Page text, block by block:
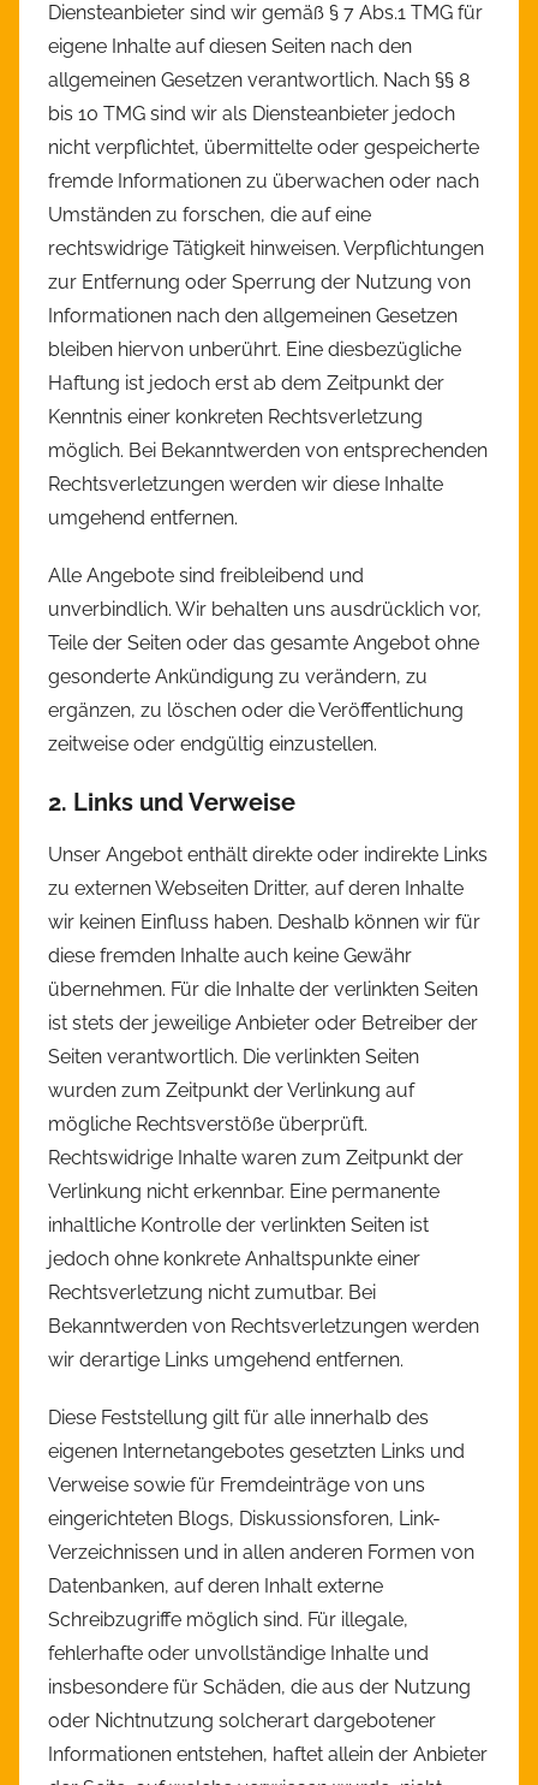
Diensteanbieter sind wir gemäß § 7 Abs.1 TMG für
eigene Inhalte auf diesen Seiten nach den
allgemeinen Gesetzen verantwortlich. Nach §§ 8
bis 10 TMG sind wir als Diensteanbieter jedoch
nicht verpflichtet, übermittelte oder gespeicherte
fremde Informationen zu überwachen oder nach
Umständen zu forschen, die auf eine
rechtswidrige Tätigkeit hinweisen. Verpflichtungen
zur Entfernung oder Sperrung der Nutzung von
Informationen nach den allgemeinen Gesetzen
bleiben hiervon unberührt. Eine diesbezügliche
Haftung ist jedoch erst ab dem Zeitpunkt der
Kenntnis einer konkreten Rechtsverletzung
möglich. Bei Bekanntwerden von entsprechenden
Rechtsverletzungen werden wir diese Inhalte
umgehend entfernen.
Alle Angebote sind freibleibend und
unverbindlich. Wir behalten uns ausdrücklich vor,
Teile der Seiten oder das gesamte Angebot ohne
gesonderte Ankündigung zu verändern, zu
ergänzen, zu löschen oder die Veröffentlichung
zeitweise oder endgültig einzustellen.
2. Links und Verweise
Unser Angebot enthält direkte oder indirekte Links
zu externen Webseiten Dritter, auf deren Inhalte
wir keinen Einfluss haben. Deshalb können wir für
diese fremden Inhalte auch keine Gewähr
übernehmen. Für die Inhalte der verlinkten Seiten
ist stets der jeweilige Anbieter oder Betreiber der
Seiten verantwortlich. Die verlinkten Seiten
wurden zum Zeitpunkt der Verlinkung auf
mögliche Rechtsverstöße überprüft.
Rechtswidrige Inhalte waren zum Zeitpunkt der
Verlinkung nicht erkennbar. Eine permanente
inhaltliche Kontrolle der verlinkten Seiten ist
jedoch ohne konkrete Anhaltspunkte einer
Rechtsverletzung nicht zumutbar. Bei
Bekanntwerden von Rechtsverletzungen werden
wir derartige Links umgehend entfernen.
Diese Feststellung gilt für alle innerhalb des
eigenen Internetangebotes gesetzten Links und
Verweise sowie für Fremdeinträge von uns
eingerichteten Blogs, Diskussionsforen, Link-
Verzeichnissen und in allen anderen Formen von
Datenbanken, auf deren Inhalt externe
Schreibzugriffe möglich sind. Für illegale,
fehlerhafte oder unvollständige Inhalte und
insbesondere für Schäden, die aus der Nutzung
oder Nichtnutzung solcherart dargebotener
Informationen entstehen, haftet allein der Anbieter